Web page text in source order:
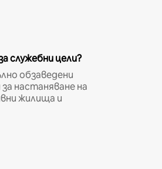
служебни цели?
обзаведени
настаняване на
жилища и